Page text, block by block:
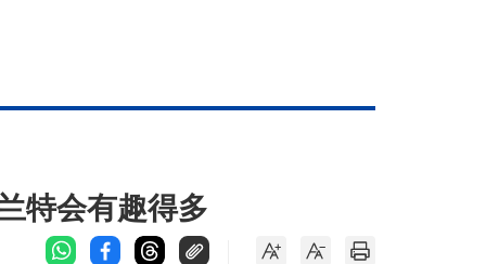
特会有趣得多